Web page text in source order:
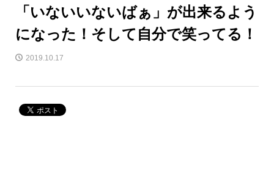
「いないいないばぁ」が出来るよう
になった！そして自分で笑ってる！
2019.10.17